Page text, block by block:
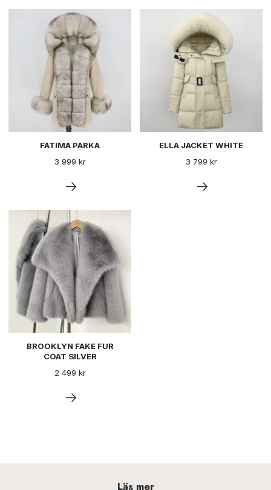
FATIMA PARKA
3 999 kr
ELLA JACKET WHITE
3 799 kr
BROOKLYN FAKE FUR
COAT SILVER
2 499 kr
Läs mer